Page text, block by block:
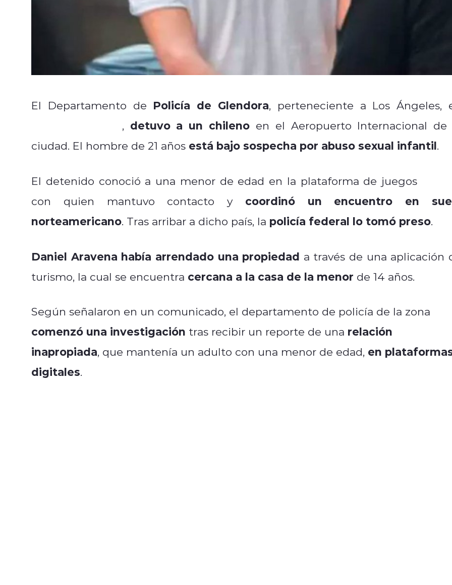
El Departamento de Policía de Glendora, perteneciente a Los Ángeles,
, detuvo a un chileno en el Aeropuerto Internacional de
ciudad. El hombre de 21 años está bajo sospecha por abuso sexual infantil.
El detenido conoció a una menor de edad en la plataforma de juegos
con quien mantuvo contacto y coordinó un encuentro en
norteamericano. Tras arribar a dicho país, la policía federal lo tomó preso.
Daniel Aravena había arrendado una propiedad a través de una aplicación
turismo, la cual se encuentra cercana a la casa de la menor de 14 años.
Según señalaron en un comunicado, el departamento de policía de la zona
comenzó una investigación tras recibir un reporte de una relación
inapropiada, que mantenía un adulto con una menor de edad, en
digitales.